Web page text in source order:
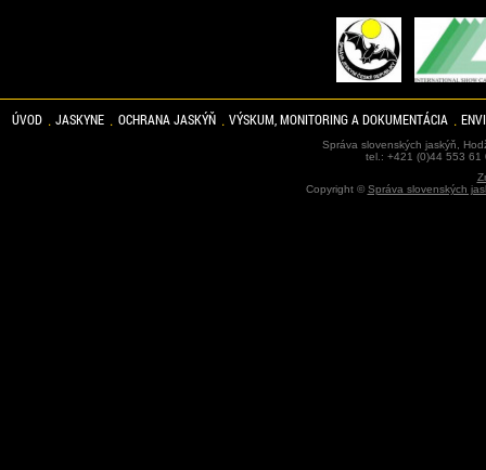
ÚVOD JASKYNE OCHRANA JASKÝŇ VÝSKUM, MONITORING A DOKUMENTÁCIA
Správa slovenských jaskýň,
tel.: +421 (0)44 553
Copyright ©Správa slovenských